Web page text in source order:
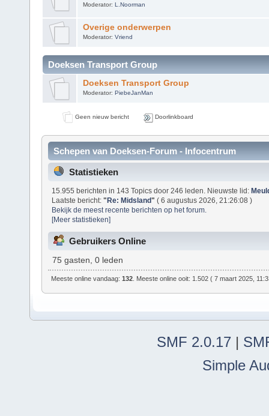
Moderator: L.Noorman
Overige onderwerpen
Moderator: Vriend
Doeksen Transport Group
Doeksen Transport Group
Moderator: PiebeJanMan
Geen nieuw bericht Doorlinkboard
Schepen van Doeksen-Forum - Infocentrum
Statistieken
15.955 berichten in 143 Topics door 246 leden. Nieuwste lid:
Laatste bericht:"Re: Midsland" ( 6 augustus 2026, 21:26:08 )
Bekijk de meest recente berichten op het forum.
[Meer statistieken]
Gebruikers Online
75 gasten, 0 leden
Meeste online vandaag:132 . Meeste online ooit: 1.502 ( 7 maart 2025,
SMF 2.0.17 |
Simple